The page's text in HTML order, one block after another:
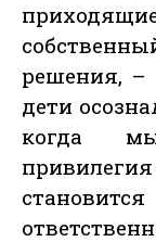
решения, –
дети осозна
когда